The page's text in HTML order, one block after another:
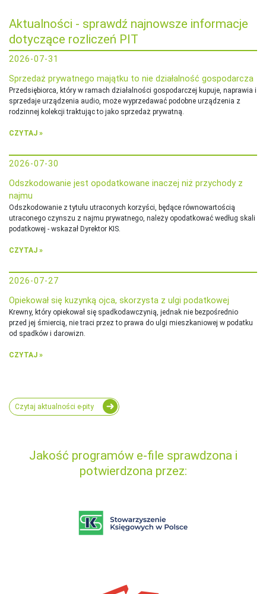
Aktualności - sprawdź najnowsze informacje
dotyczące rozliczeń PIT
2026-07-31
Sprzedaż prywatnego majątku to nie działalność gospodarcza
Przedsiębiorca, który w ramach działalności gospodarczej kupuje, naprawia i
sprzedaje urządzenia audio, może wyprzedawać podobne urządzenia z
rodzinnej kolekcji traktując to jako sprzedaż prywatną.
CZYTAJ »
2026-07-30
Odszkodowanie jest opodatkowane inaczej niż przychody z
najmu
Odszkodowanie z tytułu utraconych korzyści, będące równowartością
utraconego czynszu z najmu prywatnego, należy opodatkować według skali
podatkowej - wskazał Dyrektor KIS.
CZYTAJ »
2026-07-27
Opiekował się kuzynką ojca, skorzysta z ulgi podatkowej
Krewny, który opiekował się spadkodawczynią, jednak nie bezpośrednio
przed jej śmiercią, nie traci przez to prawa do ulgi mieszkaniowej w podatku
od spadków i darowizn.
CZYTAJ »
Czytaj aktualności e-pity
Jakość programów e-file sprawdzona i
potwierdzona przez: